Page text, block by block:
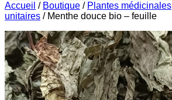
Accueil / Boutique / Plantes médicinales
unitaires / Menthe douce bio – feuille